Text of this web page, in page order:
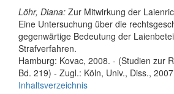
Löhr, Diana: Zur Mitwirkung der
Eine Untersuchung über die
gegenwärtige Bedeutung der
Strafverfahren.
Hamburg: Kovac, 2008. - (Studien zur
Bd. 219) - Zugl.: Köln, Univ., Diss., 2007
Inhaltsverzeichnis